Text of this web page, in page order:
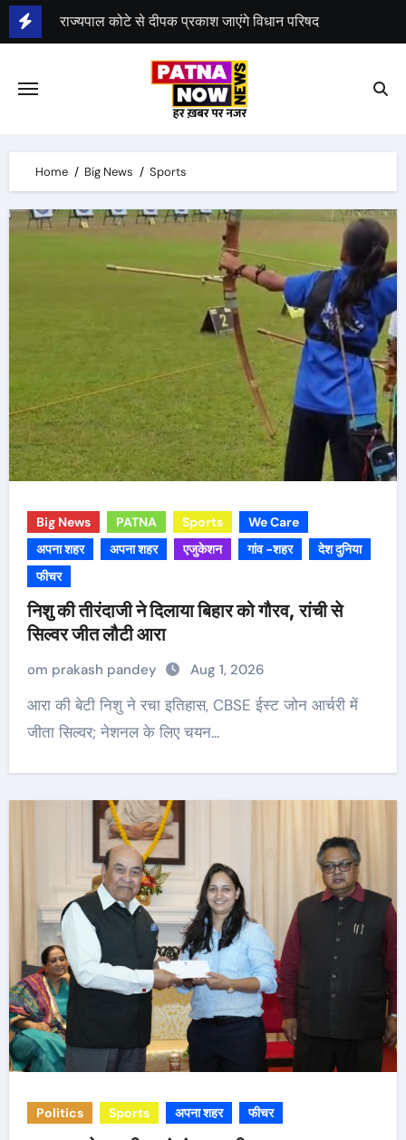
Skip
to
भाजपा नेता देवेश कुमार का विधान परिषद से इस्तीफा
Home Big News Sports
Big News PATNA Sports
We Care
अपना शहर
अपना शहर एजुकेशन गांव -शहर
देश दुनिया
फीचर
निशु की तीरंदाजी ने दिलाया बिहार को गौरव, रांची से
सिल्वर जीत लौटी आरा
om prakash pandey Aug 1, 2026
आरा की बेटी निशु ने रचा इतिहास, CBSE ईस्ट जोन आर्चरी में
जीता सिल्वर; नेशनल के लिए चयन…
Politics Sports अपना शहर फीचर